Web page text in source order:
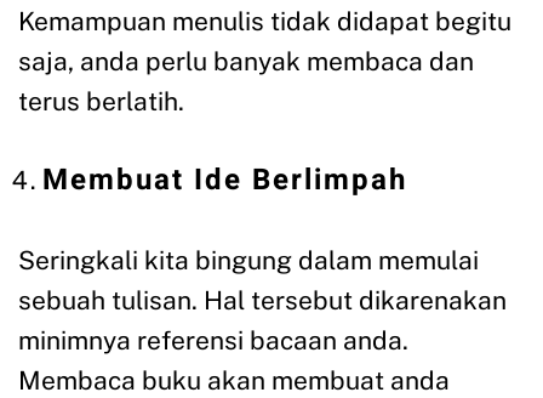
Kemampuan menulis tidak didapat begitu
saja, anda perlu banyak membaca dan
terus berlatih.
Membuat Ide Berlimpah
Seringkali kita bingung dalam memulai
sebuah tulisan. Hal tersebut dikarenakan
minimnya referensi bacaan anda.
Membaca buku akan membuat anda